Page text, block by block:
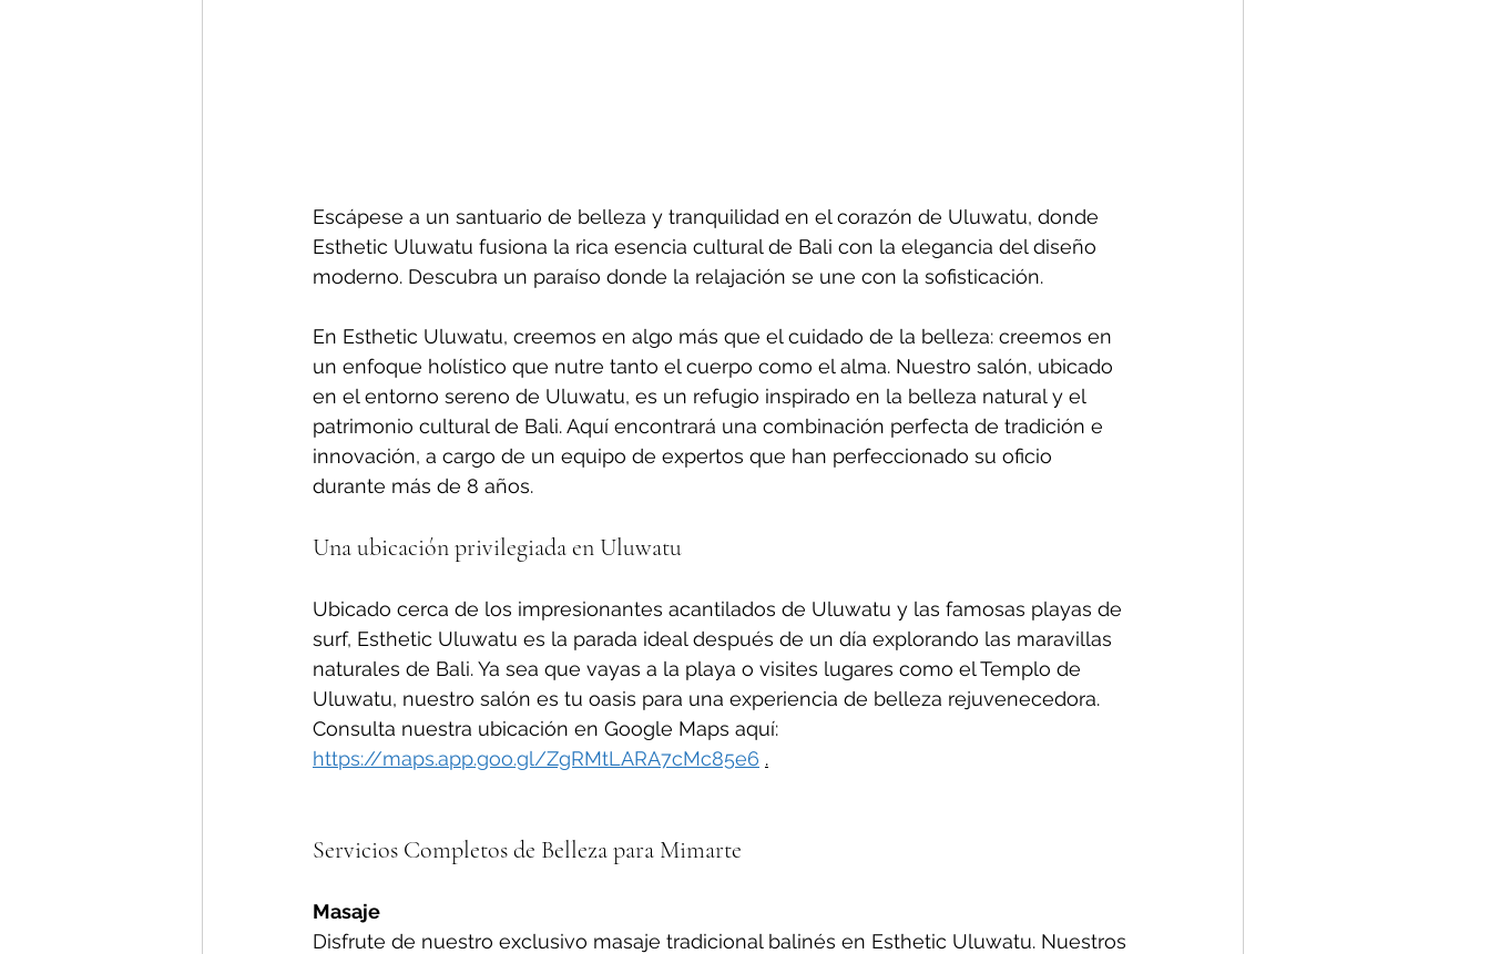
Escápese a un santuario de belleza y tranquilidad en el corazón de Uluwatu, donde
Esthetic Uluwatu fusiona la rica esencia cultural de Bali con la elegancia del diseño
moderno. Descubra un paraíso donde la relajación se une con la sofisticación.
En Esthetic Uluwatu, creemos en algo más que el cuidado de la belleza: creemos en
un enfoque holístico que nutre tanto el cuerpo como el alma. Nuestro salón, ubicado
en el entorno sereno de Uluwatu, es un refugio inspirado en la belleza natural y el
patrimonio cultural de Bali. Aquí encontrará una combinación perfecta de tradición e
innovación, a cargo de un equipo de expertos que han perfeccionado su oficio
durante más de 8 años.
Una ubicación privilegiada en Uluwatu
Ubicado cerca de los impresionantes acantilados de Uluwatu y las famosas playas de
surf, Esthetic Uluwatu es la parada ideal después de un día explorando las maravillas
naturales de Bali. Ya sea que vayas a la playa o visites lugares como el Templo de
Uluwatu, nuestro salón es tu oasis para una experiencia de belleza rejuvenecedora.
Consulta nuestra ubicación en Google Maps aquí:
https://maps.app.goo.gl/ZgRMtLARA7cMc85e6 .
Servicios Completos de Belleza para Mimarte
Masaje
Disfrute de nuestro exclusivo masaje tradicional balinés en Esthetic Uluwatu. Nuestros